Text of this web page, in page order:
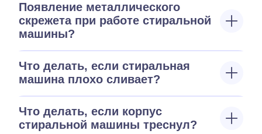
Появление металлического
скрежета при работе стиральной
машины?
Что делать, если стиральная
машина плохо сливает?
Что делать, если корпус
стиральной машины треснул?